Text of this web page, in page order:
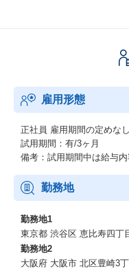
・ホームページ制作
・保育施設紹介の動画制作
（２）職員の採用、職員
・人材紹介
・エンゲージメント管理シ
（３）保育園経営
・M&A
・保育現場や採用市場の調
雇用形態
正社員 雇用期間の定めなし
試用期間：有/3ヶ月
備考：試用期間中は給与内
勤務地
勤務地1
東京都 渋谷区 恵比寿四
勤務地2
大阪府 大阪市 北区豊崎3